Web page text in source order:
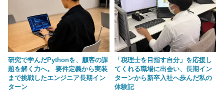
研究で学んだPythonを、顧客の課
題を解く力へ。 要件定義から実装
まで挑戦したエンジニア長期イン
ターン
「税理士を目指す自分」を応援し
てくれる職場に出会い、長期イン
ターンから新卒入社へ歩んだ私の
体験記